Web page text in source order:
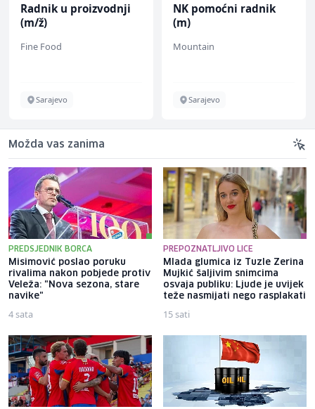
Radnik u proizvodnji
(m/ž)
Fine Food
Sarajevo
NK pomoćni radnik
(m)
Mountain
Sarajevo
Možda vas zanima
PREDSJEDNIK BORCA
Misimović poslao poruku
rivalima nakon pobjede protiv
Veleža: "Nova sezona, stare
navike"
4 sata
PREPOZNATLJIVO LICE
Mlada glumica iz Tuzle Zerina
Mujkić šaljivim snimcima
osvaja publiku: Ljude je uvijek
teže nasmijati nego rasplakati
15 sati